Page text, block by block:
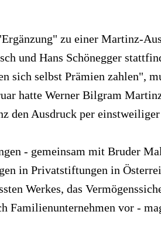
zu einer Martinz-
und Hans Schönegger
sich selbst Prämien zahlen",
hatte Werner Bilgram
den Ausdruck per
- gemeinsam mit Bruder
in Privatstiftungen in
Werkes, das
Familienunternehmen vor -